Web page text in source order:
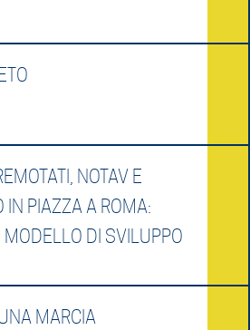
NOTAV E
IN PIAZZA A ROMA:
DI SVILUPPO
MARCIA